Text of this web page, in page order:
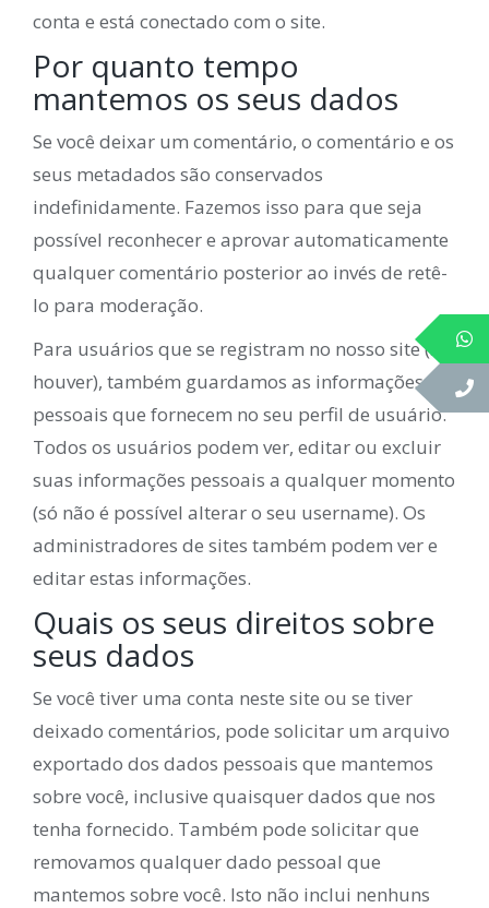
conta e está conectado com o site.
Por quanto tempo
mantemos os seus dados
Se você deixar um comentário, o comentário e os
seus metadados são conservados
indefinidamente. Fazemos isso para que seja
possível reconhecer e aprovar automaticamente
qualquer comentário posterior ao invés de retê-
lo para moderação.
Para usuários que se registram no nosso site (se
houver), também guardamos as informações
pessoais que fornecem no seu perfil de usuário.
Todos os usuários podem ver, editar ou excluir
suas informações pessoais a qualquer momento
(só não é possível alterar o seu username). Os
administradores de sites também podem ver e
editar estas informações.
Quais os seus direitos sobre
seus dados
Se você tiver uma conta neste site ou se tiver
deixado comentários, pode solicitar um arquivo
exportado dos dados pessoais que mantemos
sobre você, inclusive quaisquer dados que nos
tenha fornecido. Também pode solicitar que
removamos qualquer dado pessoal que
mantemos sobre você. Isto não inclui nenhuns